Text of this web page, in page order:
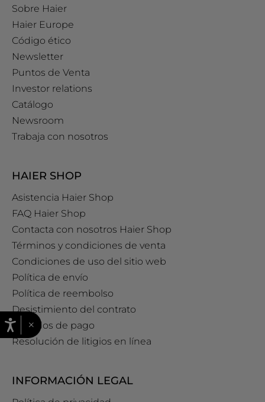
Sobre Haier
Haier Europe
Código ético
Newsletter
Puntos de Venta
Investor relations
Catálogo
Newsroom
Trabaja con nosotros
HAIER SHOP
Asistencia Haier Shop
FAQ Haier Shop
Contacta con nosotros Haier Shop
Términos y condiciones de venta
Condiciones de uso del sitio web
Política de envío
Política de reembolso
Desistimiento del contrato
Métodos de pago
Resolución de litigios en línea
INFORMACIÓN LEGAL
×